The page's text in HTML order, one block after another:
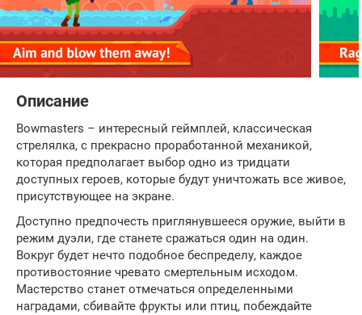
Описание
Bowmasters – интересный геймплей, классическая
стрелялка, с прекрасно проработанной механикой,
которая предполагает выбор одно из тридцати
доступных героев, которые будут уничтожать все живое,
присутствующее на экране.
Доступно предпочесть приглянувшееся оружие, выйти в
режим дуэли, где станете сражаться один на один.
Вокруг будет нечто подобное беспределу, каждое
противостояние чревато смертельным исходом.
Мастерство станет отмечаться определенными
наградами, сбивайте фрукты или птиц, побеждайте